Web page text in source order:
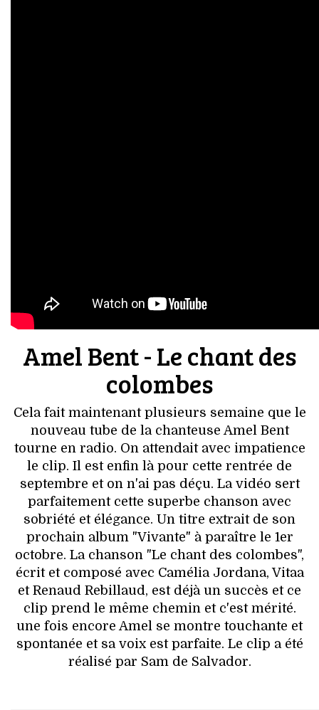
Amel Bent - Le chant des
colombes
Cela fait maintenant plusieurs semaine que le
nouveau tube de la chanteuse Amel Bent
tourne en radio. On attendait avec impatience
le clip. Il est enfin là pour cette rentrée de
septembre et on n'ai pas déçu. La vidéo sert
parfaitement cette superbe chanson avec
sobriété et élégance. Un titre extrait de son
prochain album "Vivante" à paraître le 1er
octobre. La chanson "Le chant des colombes",
écrit et composé avec Camélia Jordana, Vitaa
et Renaud Rebillaud, est déjà un succès et ce
clip prend le même chemin et c'est mérité.
une fois encore Amel se montre touchante et
spontanée et sa voix est parfaite. Le clip a été
réalisé par Sam de Salvador.